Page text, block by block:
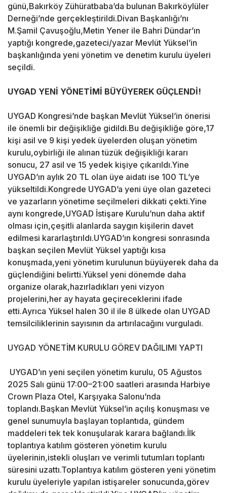
günü,Bakırköy Zühüratbaba’da bulunan Bakırköylüler
Derneği’nde gerçekleştirildi.Divan Başkanlığı’nı
M.Şamil Çavuşoğlu,Metin Yener ile Bahri Dündar’ın
yaptığı kongrede,gazeteci/yazar Mevlüt Yüksel’in
başkanlığında yeni yönetim ve denetim kurulu üyeleri
seçildi.
UYGAD YENİ YÖNETİMİ BÜYÜYEREK GÜÇLENDİ!
UYGAD Kongresi’nde başkan Mevlüt Yüksel’in önerisi
ile önemli bir değişikliğe gidildi.Bu değişikliğe göre,17
kişi asil ve 9 kişi yedek üyelerden oluşan yönetim
kurulu,oybirliği ile alınan tüzük değişikliği kararı
sonucu, 27 asil ve 15 yedek kişiye çıkarıldı.Yine
UYGAD’ın aylık 20 TL olan üye aidatı ise 100 TL’ye
yükseltildi.Kongrede UYGAD’a yeni üye olan gazeteci
ve yazarların yönetime seçilmeleri dikkati çekti.Yine
aynı kongrede,UYGAD İstişare Kurulu’nun daha aktif
olması için,çeşitli alanlarda saygın kişilerin davet
edilmesi kararlaştırıldı.UYGAD’ın kongresi sonrasında
başkan seçilen Mevlüt Yüksel yaptığı kısa
konuşmada,yeni yönetim kurulunun büyüyerek daha da
güçlendiğini belirtti.Yüksel yeni dönemde daha
organize olarak,hazırladıkları yeni vizyon
projelerini,her ay hayata geçireceklerini ifade
etti.Ayrıca Yüksel halen 30 il ile 8 ülkede olan UYGAD
temsilciliklerinin sayısının da artırılacağını vurguladı.
UYGAD YÖNETİM KURULU GÖREV DAĞILIMI YAPTI
UYGAD’ın yeni seçilen yönetim kurulu, 05 Ağustos
2025 Salı günü 17:00–21:00 saatleri arasında Harbiye
Crown Plaza Otel, Karşıyaka Salonu’nda
toplandı.Başkan Mevlüt Yüksel’in açılış konuşması ve
genel sunumuyla başlayan toplantıda, gündem
maddeleri tek tek konuşularak karara bağlandı.İlk
toplantıya katılım gösteren yönetim kurulu
üyelerinin,istekli oluşları ve verimli tutumları toplantı
süresini uzattı.Toplantıya katılım gösteren yeni yönetim
kurulu üyeleriyle yapılan istişareler sonucunda,görev